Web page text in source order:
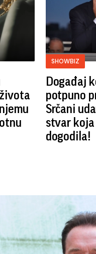
SHOWBIZ
Događaj
potpuno
Srčani
stvar koja
dogodila!